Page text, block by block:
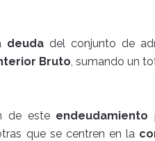
deuda del conjunto de
Bruto, sumando un
de este endeudamiento
que se centren en la